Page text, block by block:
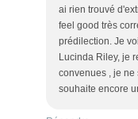
ai rien trouvé
feel good très
prédilection. Je
Lucinda Riley, je
convenues , je ne
souhaite encore